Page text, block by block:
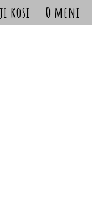
kosi O meni